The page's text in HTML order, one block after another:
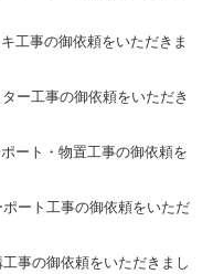
工事の御依頼をいただきま
ー工事の御依頼をいただき
ート・物置工事の御依頼を
ート工事の御依頼をいただ
工事の御依頼をいただきまし